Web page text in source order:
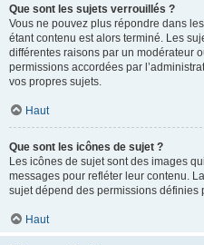
Que sont les sujets verrouillés ?
Vous ne pouvez plus répondre dans
étant contenu est alors terminé. Les
différentes raisons par un modérateur
permissions accordées par
vos propres sujets.
Haut
Que sont les icônes de sujet ?
Les icônes de sujet sont des images
messages pour refléter leur contenu.
sujet dépend des permissions définies
Haut